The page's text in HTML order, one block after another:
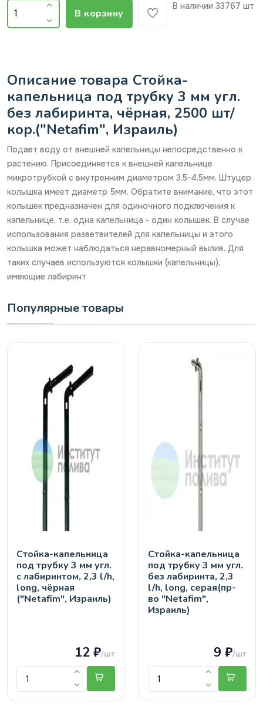
В корзину
В наличии 33767 шт
Описание товара Стойка-
капельница под трубку 3 мм угл.
без лабиринта, чёрная, 2500 шт/
кор.("Netafim", Израиль)
Подает воду от внешней капельницы непосредственно к
растению. Присоединяется к внешней капельнице
микротрубкой с внутренним диаметром 3.5-4.5мм. Штуцер
колышка имеет диаметр 5мм. Обратите внимание, что этот
колышек предназначен для одиночного подключения к
капельнице, т.е. одна капельница - один колышек. В случае
использования разветвителей для капельницы и этого
колышка может наблюдаться неравномерный вылив. Для
таких случаев используются колышки (капельницы),
имеющие лабиринт
Популярные товары
Стойка-капельница
под трубку 3 мм угл.
с лабиринтом, 2,3 l/h,
long, чёрная
("Netafim", Израиль)
12 ₽/шт
Стойка-капельница
под трубку 3 мм угл.
без лабиринта, 2,3
l/h, long, серая(пр-
во "Netafim",
Израиль)
9 ₽/шт